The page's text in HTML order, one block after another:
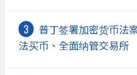
普丁签署加密货币法
法买币、全面纳管交易所